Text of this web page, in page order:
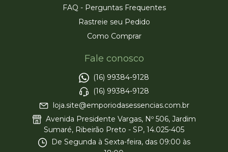
FAQ - Perguntas Frequentes
Rastreie seu Pedido
Como Comprar
Fale conosco
(16) 99384-9128
(16) 99384-9128
loja.site@emporiodasessencias.com.br
Avenida Presidente Vargas, Nº 506, Jardim
Sumaré, Ribeirão Preto - SP, 14.025-405
De Segunda à Sexta-feira, das 09:00 às